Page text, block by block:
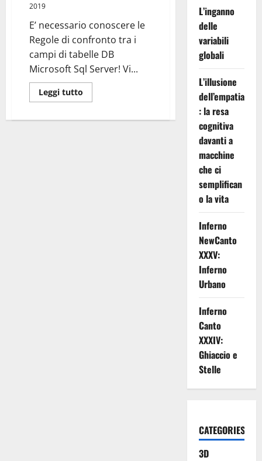
2019
E’ necessario conoscere le
Regole di confronto tra i
campi di tabelle DB
Microsoft Sql Server! Vi...
Leggi tutto
di
Regole
L’inganno
delle
variabili
globali
L’illusione
dell’empatia
: la resa
cognitiva
davanti a
macchine
che ci
semplifican
o la vita
Inferno
NewCanto
XXXV:
Inferno
Urbano
Inferno
Canto
XXXIV:
Ghiaccio e
Stelle
CATEGORIES
3D